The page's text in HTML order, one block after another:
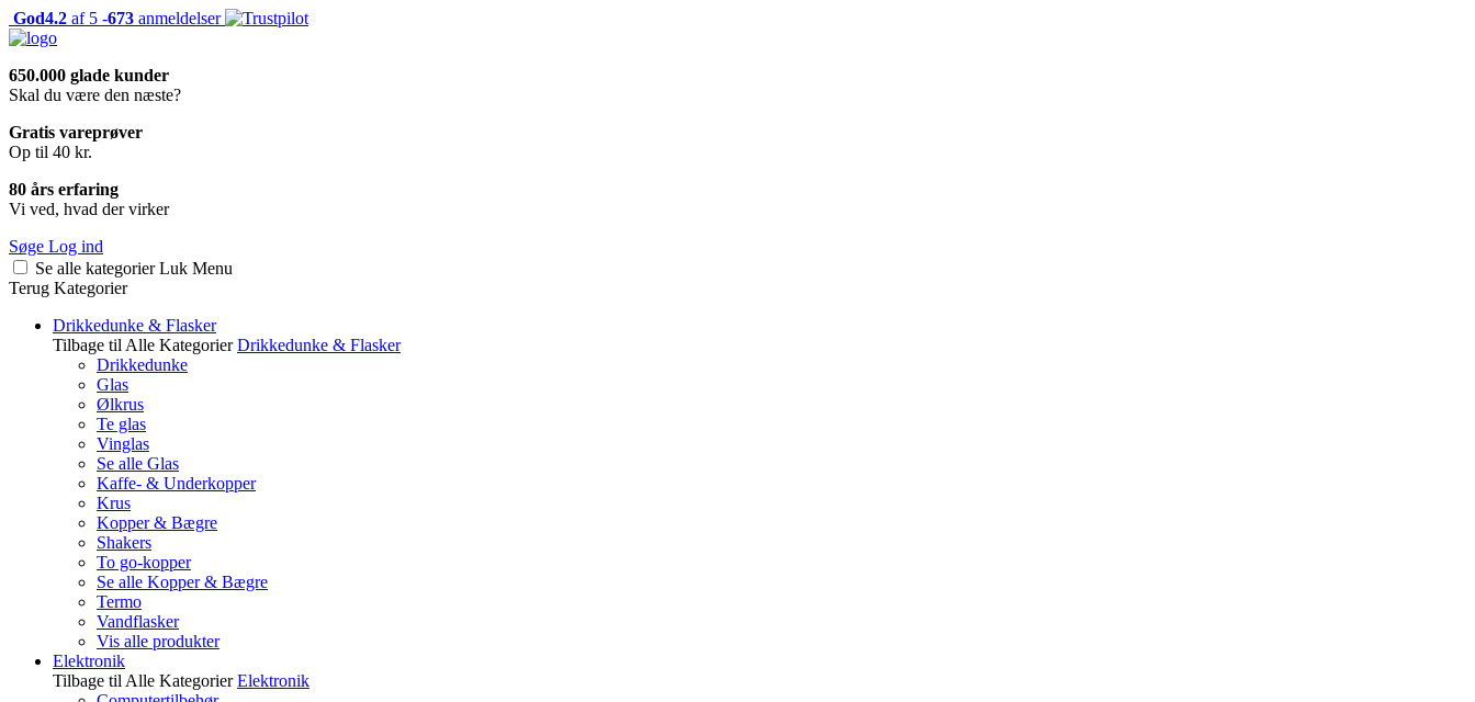
God4.2 af 5 -673 anmeldelser
650.000 glade kunder
Skal du være den næste?
Gratis vareprøver
Op til 40 kr.
80 års erfaring
Vi ved, hvad der virker
Søge Log ind
Se alle kategorier Luk Menu
Terug Kategorier
Drikkedunke & Flasker
Tilbage til Alle Kategorier Drikkedunke & Flasker
Drikkedunke
Glas
Ølkrus
Te glas
Vinglas
Se alle Glas
Kaffe- & Underkopper
Krus
Kopper & Bægre
Shakers
To go-kopper
Se alle Kopper & Bægre
Termo
Vandflasker
Vis alle produkter
Elektronik
Tilbage til Alle Kategorier Elektronik